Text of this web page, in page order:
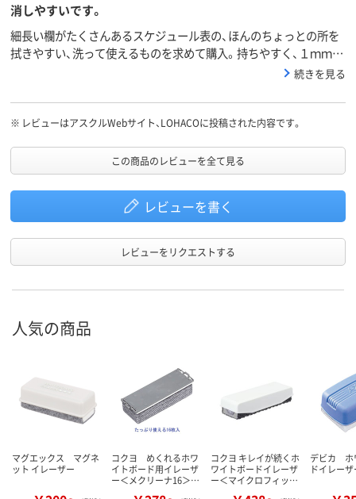
消しやすいです。
細長い欄がたくさんあるスケジュール表の、ほんのちょっとの所を
拭きやすい、洗って使えるものを求めて購入。持ちやすく、１ｍｍ程
度の範囲を消すのも簡単です。マグネットの構造が、簡単に抜き差
洗っていないので洗った後どうなるのかはわかりませんが、今のと
ころ消す道具としては使いやすいと思います。
続きを見る
※ レビューはアスクルWebサイト、LOHACOに投稿された内容です。
この商品のレビューを全て見る
レビューを書く
レビューをリクエストする
人気の商品
マグエックス マグネ
ット イレーザー
コクヨ めくれるホワ
イトボード用イレーザ
ー＜メクリーナ16＞…
コクヨ キレイが続くホ
ワイトボードイレーザ
ー＜マイクロフィッ…
デビカ ホ
ドイレーザ